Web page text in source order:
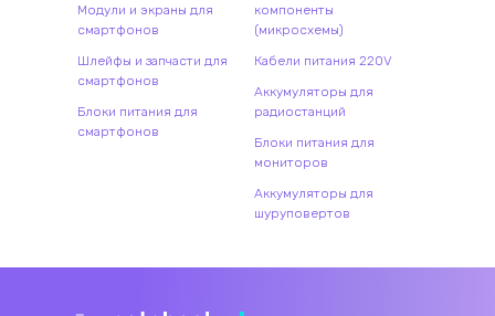
Модули и экраны для
смартфонов
Шлейфы и запчасти для
смартфонов
Блоки питания для
смартфонов
компоненты
(микросхемы)
Кабели питания 220V
Аккумуляторы для
радиостанций
Блоки питания для
мониторов
Аккумуляторы для
шуруповертов